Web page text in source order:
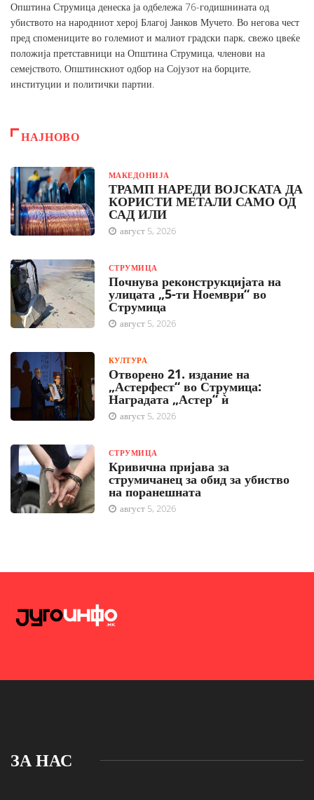
Општина Струмица денеска ја одбележа 76-годишнината од
убиството на народниот херој Благој Јанков Мучето. Во негова чест
пред спомениците во големиот и малиот градски парк, свежо цвеќе
положија претставници на Општина Струмица, членови на
семејството, Општинскиот одбор на Сојузот на борците,
институции и политички партии.
НАЈНОВО
МАКЕДОНИЈА
ТРАМП НАРЕДИ ВОЈСКАТА ДА
КОРИСТИ МЕТАЛИ САМО ОД
САД ИЛИ
август 5, 2026
СТРУМИЦА
Почнува реконструкцијата на
улицата „5-ти Ноември“ во
Струмица
август 5, 2026
КУЛТУРА
Отворено 21. издание на
„Астерфест“ во Струмица:
Наградата „Астер“ ѝ
август 5, 2026
СТРУМИЦА
Кривична пријава за
струмичанец за обид за убиство
на поранешната
август 5, 2026
ЗА НАС